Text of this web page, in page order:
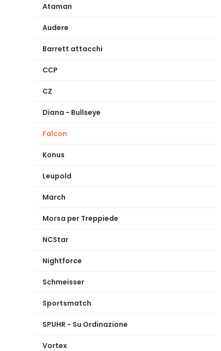
Ataman
Audere
Barrett attacchi
CCP
CZ
Diana - Bullseye
Falcon
Konus
Leupold
March
Morsa per Treppiede
NCStar
Nightforce
Schmeisser
Sportsmatch
SPUHR - Su Ordinazione
Vortex